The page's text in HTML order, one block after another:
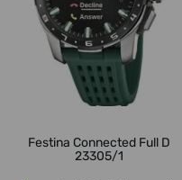
Festina Connected Full D
23305/1